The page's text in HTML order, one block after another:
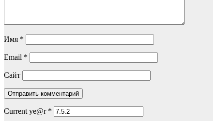
Имя *
Email *
Сайт
Current ye@r *